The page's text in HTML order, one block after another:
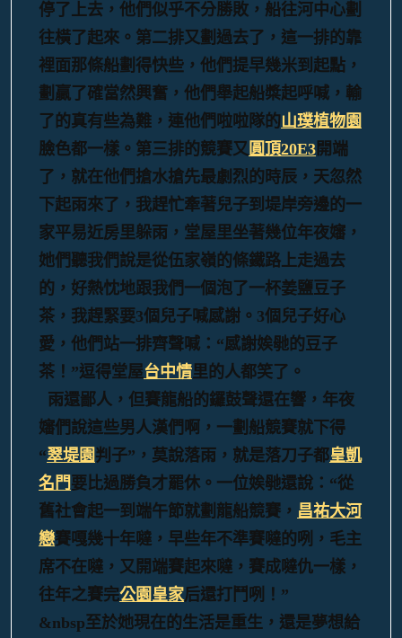
停了上去，他們似乎不分勝敗，船往河中心劃
往橫了起來。第二排又劃過去了，這一排的靠
裡面那條船劃得快些，他們提早幾米到起點，
劃贏了確當然興奮，他們舉起船槳起呼喊，輸
了的真有些為難，連他們啦啦隊的山璞植物園
臉色都一樣。第三排的競賽又圓頂20E3 開端
了，就在他們搶水搶先最劇烈的時辰，天忽然
下起雨來了，我趕忙牽著兒子到堤岸旁邊的一
家平易近房里躲雨，堂屋里坐著幾位年夜嬸，
她們聽我們說是從伍家嶺的條鐵路上走過去
的，好熱忱地跟我們一個泡了一杯姜鹽豆子
茶，我趕緊要3個兒子喊感謝。3個兒子好心
愛，他們站一排齊聲喊：“感謝娭毑的豆子
茶！”逗得堂屋台中情里的人都笑了。
雨還鄙人，但賽龍船的鑼鼓聲還在響，年夜
嬸們說這些男人漢們啊，一劃船競賽就下得
“翠堤園判子”，莫說落雨，就是落刀子都皇凱
名門 要比過勝負才罷休。一位娭毑還說：“從
舊社會起一到端午節就劃龍船競賽， 昌祐大河
戀賽嘎幾十年噠，早些年不準賽噠的咧，毛主
席不在噠，又開端賽起來噠，賽成噠仇一樣，
往年之賽完公園皇家后還打鬥咧！”
&nbsp至於她現在的生活是重生，還是夢想給